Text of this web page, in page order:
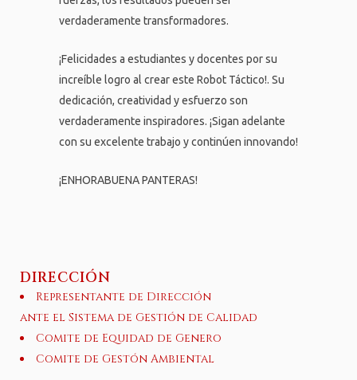
verdaderamente transformadores.
¡Felicidades a estudiantes y docentes por su
increíble logro al crear este Robot Táctico!. Su
dedicación, creatividad y esfuerzo son
verdaderamente inspiradores. ¡Sigan adelante
con su excelente trabajo y continúen innovando!
¡ENHORABUENA PANTERAS!
DIRECCIÓN
Representante de Dirección
ante el Sistema de Gestión de Calidad
Comite de Equidad de Genero
Comite de Gestón Ambiental